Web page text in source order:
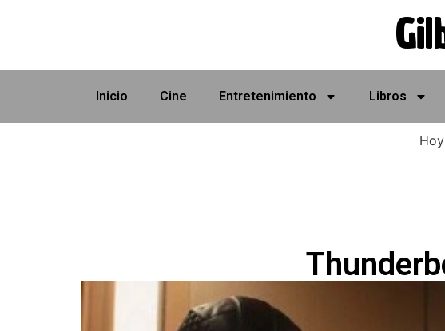
Inicio Cine Entretenimiento Libros